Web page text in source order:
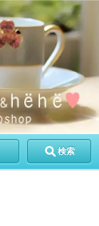
検索